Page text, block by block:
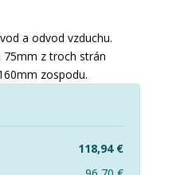
a odvod vzduchu.
75mm z troch strán
zospodu.
118,94 €